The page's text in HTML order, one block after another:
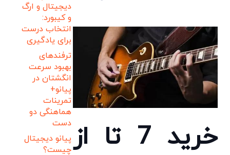
خرید 7 تا از
دیجیتال و ارگ
و کیبورد:
انتخاب درست
برای یادگیری
ترفندهای
بهبود سرعت
انگشتان در
پیانو+
تمرینات
هماهنگی دو
دست
پیانو دیجیتال
چیست؟